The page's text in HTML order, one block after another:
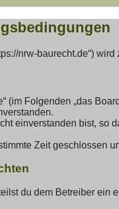
nrw-baurecht.de“)
(im Folgenden „das
einverstanden bist, so
Zeit geschlossen
du dem Betreiber